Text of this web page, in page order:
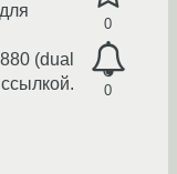
0
0
(dual